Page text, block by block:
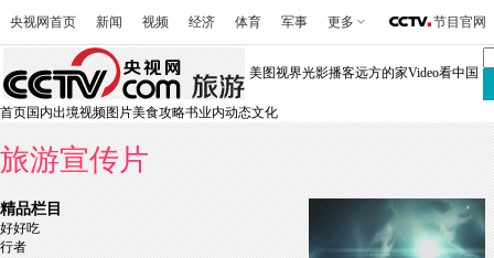
央视网首页 新闻 视频 经济 体育 军事 更多 节目官网
美图视界光影播客远方的家Video看中国
首页国内出境视频图片美食攻略书业内动态文化
旅游宣传片
精品栏目
好好吃
行者